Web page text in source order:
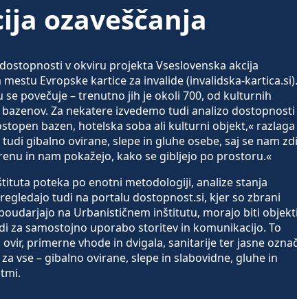
ozaveščanja
v okviru projekta Vseslovenska akcija
Evropske kartice za invalide (invalidska-kartica.si).
povečuje – trenutno jih je okoli 700, od kulturnih
Za nekatere izvedemo tudi analizo dostopnosti
bazen, hotelska soba ali kulturni objekt,« razlaga
gibalno ovirane, slepe in gluhe osebe, saj se nam zdi
in nam pokažejo, kako se gibljejo po prostoru.«
poteka po enotni metodologiji, analize stanja
tudi na portalu dostopnost.si, kjer so zbrani
na Urbanističnem inštitutu, morajo biti objekti
za samostojno uporabo storitev in komunikacijo. To
primerne vhode in dvigala, sanitarije ter jasne
vse – gibalno ovirane, slepe in slabovidne, gluhe in